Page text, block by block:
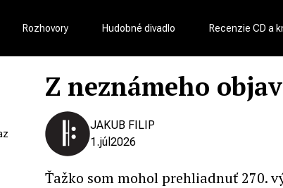
Rozhovory Hudobné divadlo Recenzie CD a
Z neznámeho objav
JAKUB FILIP
1.júl 2026
Ťažko som mohol prehliadnuť 270.